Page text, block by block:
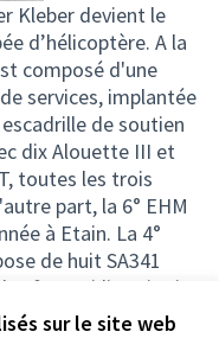
sur le site web
Kleber devient le
d’hélicoptère. A la
composé d'une
services, implantée
de soutien
dix Alouette III et
toutes les trois
part, la 6° EHM
à Etain. La 4°
de huit SA341
6° GHL (dix puis six
de renforcement